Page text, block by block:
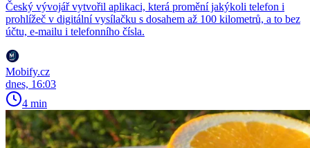
Český vývojář vytvořil aplikaci, která promění jakýkoli telefon i
prohlížeč v digitální vysílačku s dosahem až 100 kilometrů, a to bez
účtu, e-mailu i telefonního čísla.
Mobify.cz
dnes, 16:03
4 min